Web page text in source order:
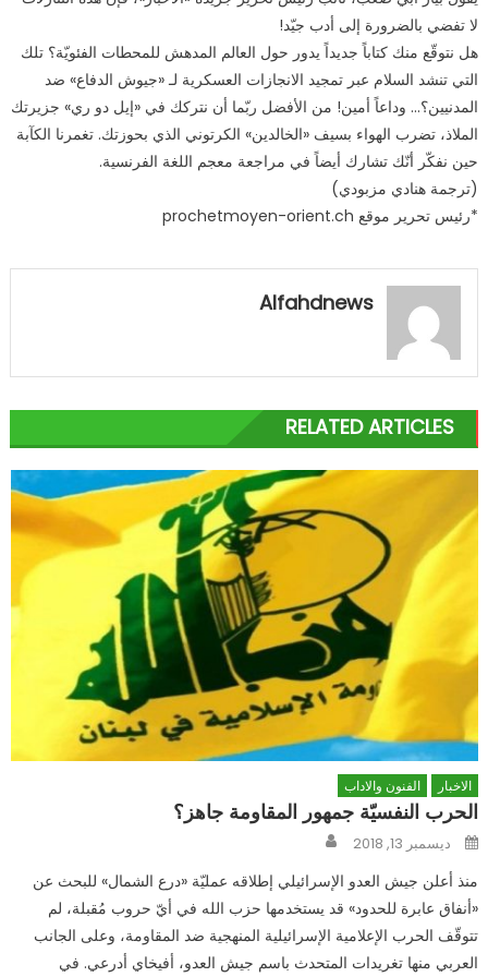
لا تفضي بالضرورة إلى أدب جيّد!
هل نتوقّع منك كتاباً جديداً يدور حول العالم المدهش للمحطات الفئويّة؟ تلك
التي تنشد السلام عبر تمجيد الانجازات العسكرية لـ «جيوش الدفاع» ضد
المدنيين؟… وداعاً أمين! من الأفضل ربّما أن نتركك في «إيل دو ري» جزيرتك
الملاذ، تضرب الهواء بسيف «الخالدين» الكرتوني الذي بحوزتك. تغمرنا الكآبة
حين نفكّر أنّك تشارك أيضاً في مراجعة معجم اللغة الفرنسية.
(ترجمة هنادي مزبودي)
*رئيس تحرير موقع prochetmoyen-orient.ch
Alfahdnews
RELATED ARTICLES
الاخبار الفنون والاداب
الحرب النفسيّة جمهور المقاومة جاهز؟
Posted
onديسمبر 13, 2018
منذ أعلن جيش العدو الإسرائيلي إطلاقه عمليّة «درع الشمال» للبحث عن
«أنفاق عابرة للحدود» قد يستخدمها حزب الله في أيّ حروب مُقبلة، لم
تتوقّف الحرب الإعلامية الإسرائيلية المنهجية ضد المقاومة، وعلى الجانب
العربي منها تغريدات المتحدث باسم جيش العدو، أفيخاي أدرعي. في